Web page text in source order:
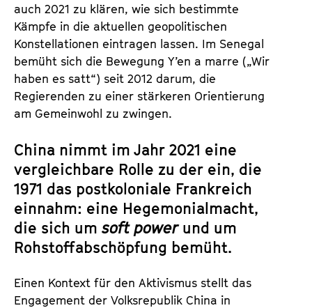
auch 2021 zu klären, wie sich bestimmte
Kämpfe in die aktuellen geopolitischen
Konstellationen eintragen lassen. Im Senegal
bemüht sich die Bewegung Y’en a marre („Wir
haben es satt“) seit 2012 darum, die
Regierenden zu einer stärkeren Orientierung
am Gemeinwohl zu zwingen.
China nimmt im Jahr 2021 eine
vergleichbare Rolle zu der ein, die
1971 das postkoloniale Frankreich
einnahm: eine Hegemonialmacht,
die sich um soft powerund um
Rohstoffabschöpfung bemüht.
Einen Kontext für den Aktivismus stellt das
Engagement der Volksrepublik China in